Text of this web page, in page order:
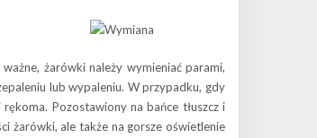
żarówki należy wymieniać parami,
lub wypaleniu. W przypadku, gdy
Pozostawiony na bańce tłuszcz i
żarówki, ale także na gorsze oświetlenie